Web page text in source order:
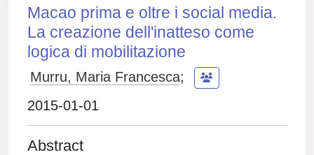
Macao prima e oltre i social media.
La creazione dell'inatteso come
logica di mobilitazione
Murru, Maria Francesca;
2015-01-01
Abstract